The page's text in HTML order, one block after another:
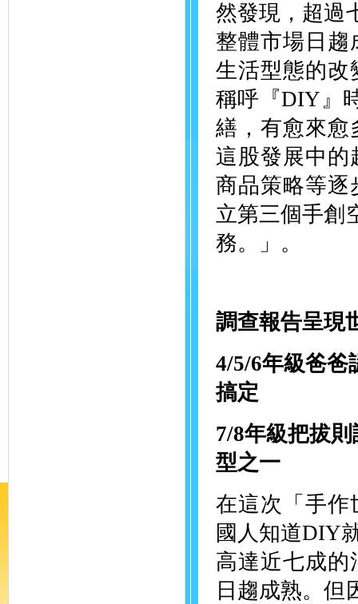
然發現，超過
整體市場日
生活型態的改
稱呼『DIY』
繕，有愈來愈
這股發展中
商品策略等逐
立第三個手創
務。」。
調查報告呈現
4/5/6年級爸
搞定
7/8年級把拔
型之一
在這次「手作
國人知道DIY
高達近七成
日趨成熟。但